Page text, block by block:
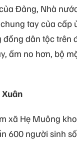
Đảng, Nhà
tay của cấp
dân tộc trên
ấm no hơn, bộ
xã Hẹ Muông
600 người sinh